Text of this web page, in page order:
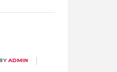
ADMIN